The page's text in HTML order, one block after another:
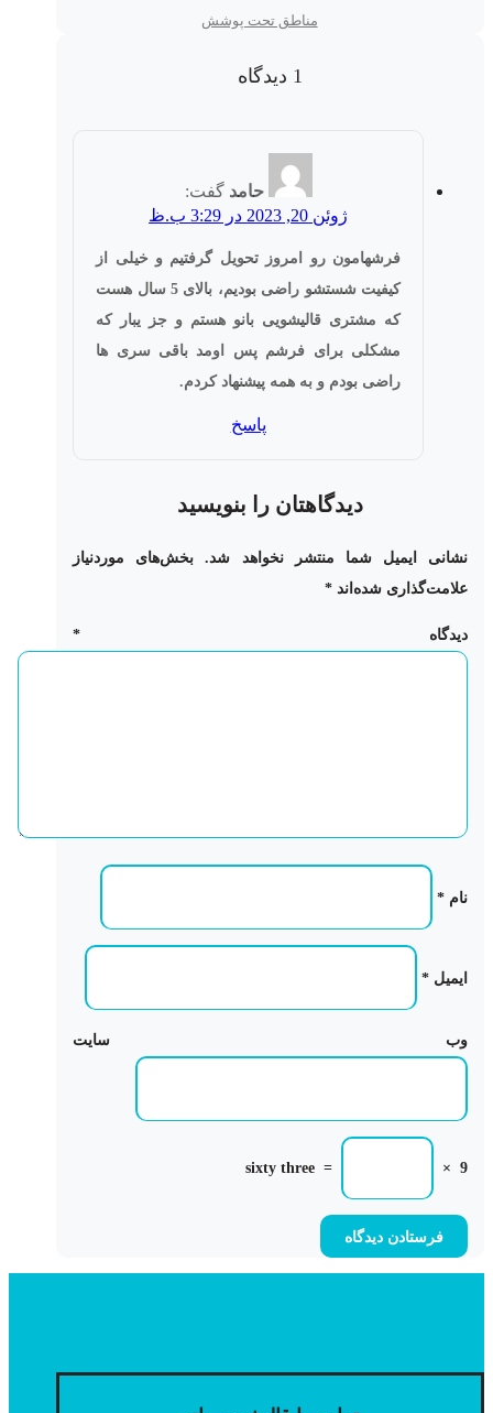
مناطق تحت پوشش
1 دیدگاه
حامد گفت:
ژوئن 20, 2023 در 3:29 ب.ظ
فرشهامون رو امروز تحویل گرفتیم و خیلی از
کیفیت شستشو راضی بودیم، بالای 5 سال هست
که مشتری قالیشویی بانو هستم و جز یبار که
مشکلی برای فرشم پس اومد باقی سری ها
راضی بودم و به همه پیشنهاد کردم.
پاسخ
دیدگاهتان را بنویسید
نشانی ایمیل شما منتشر نخواهد شد.
بخش‌های موردنیاز
علامت‌گذاری شده‌اند *
دیدگاه *
نام *
ایمیل *
وب‌ سایت
9
×
=
sixty three